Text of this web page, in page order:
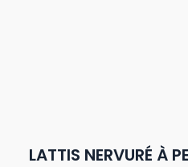
LATTIS NERVURÉ À